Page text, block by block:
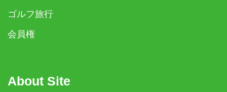
ゴルフ旅行
会員権
About Site